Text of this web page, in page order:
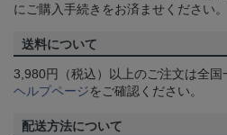
にご購入手続きをお済ませください。
送料について
3,980円（税込）以上のご注文は全
ヘルプページをご確認ください。
配送方法について